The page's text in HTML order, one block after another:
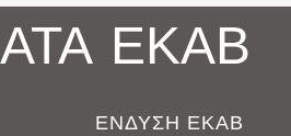
ΕΚΑΒ
ΕΝΔΥΣΗ ΕΚΑΒ